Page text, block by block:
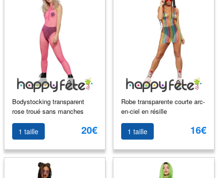
Bodystocking transparent
rose troué sans manches
1 taille 20€
Robe transparente courte arc-
en-ciel en résille
1 taille 16€